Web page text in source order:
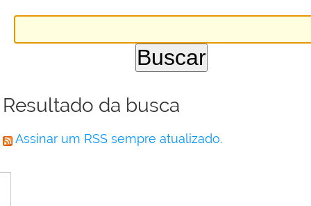
Resultado da busca
Assinar um RSS sempre atualizado.